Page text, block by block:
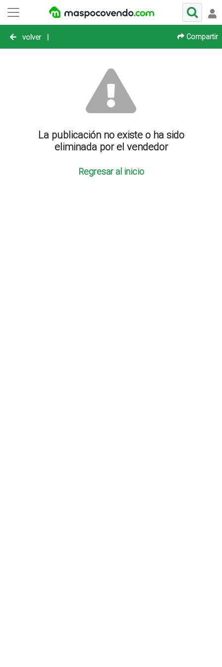
volver | Compartir
La publicación no existe o ha sido
eliminada por el vendedor
Regresar al inicio